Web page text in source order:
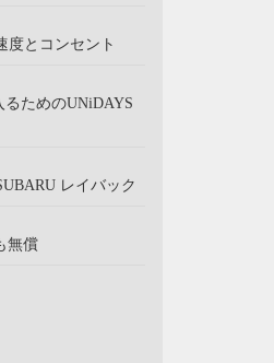
度とコンセント
ためのUNiDAYS
レイバック
無償